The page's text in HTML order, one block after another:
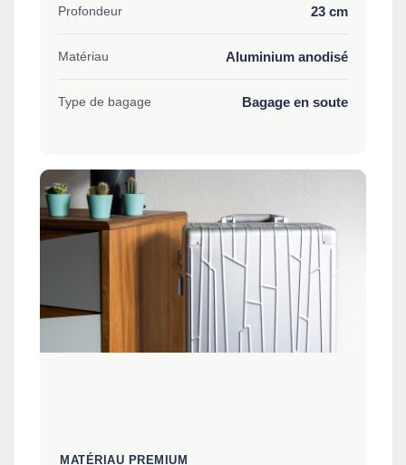
Profondeur 23 cm
Matériau Aluminium anodisé
Type de bagage Bagage en soute
MATÉRIAU PREMIUM